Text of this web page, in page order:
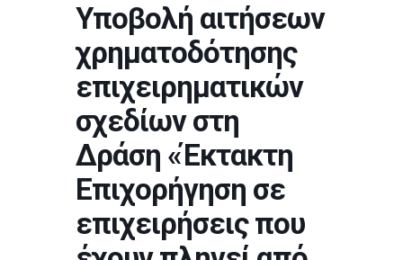
Υποβολή αιτήσεων
χρηματοδότησης
επιχειρηματικών
σχεδίων στη
Δράση «Έκτακτη
Επιχορήγηση σε
επιχειρήσεις που